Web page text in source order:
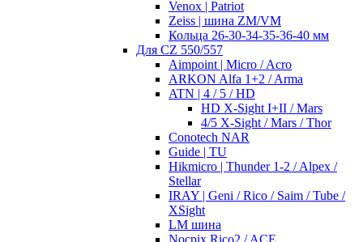
Venox | Patriot
Zeiss | шина ZM/VM
Кольца 26-30-34-35-36-40 мм
Для CZ 550/557
Aimpoint | Micro / Acro
ARKON Alfa 1+2 / Arma
ATN | 4 / 5 / HD
HD X-Sight I+II / Mars
4/5 X-Sight / Mars / Thor
Conotech NAR
Guide | TU
Hikmicro | Thunder 1-2 / Alpex /
Stellar
IRAY | Geni / Rico / Saim / Tube /
XSight
LM шина
Nocpix Rico2 / ACE